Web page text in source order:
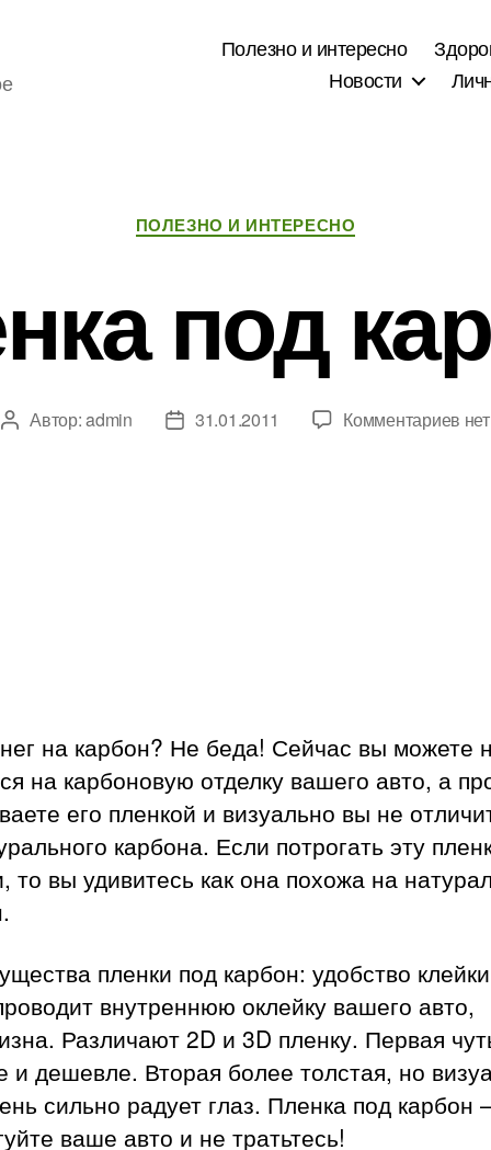
Полезно и интересно
Новости
Рубрики
ПОЛЕЗНО И ИНТЕРЕСНО
под
Автор
Автор:admin
Дата31.01.2011 Комментариевкнет
на карбон? Не беда! Сейчас вы можете
на карбоновую отделку вашего авто, а
его пленкой и визуально вы не
карбона. Если потрогать эту
то вы удивитесь как она похожа на
пленки под карбон: удобство
внутреннюю оклейку вашего авто,
Различают 2D и 3D пленку. Первая
и дешевле. Вторая более толстая, но
сильно радует глаз. Пленка под карбон
ваше авто и не тратьтесь!